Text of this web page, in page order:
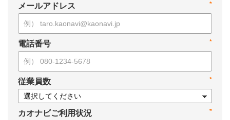
*
メールアドレス
*
電話番号
*
従業員数
*
カオナビご利用状況